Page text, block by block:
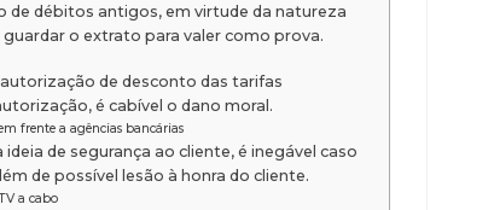
de débitos antigos, em virtude da natureza
o extrato para valer como prova.
de desconto das tarifas
é cabível o dano moral.
frente a agências bancárias
de segurança ao cliente, é inegável caso
de possível lesão à honra do cliente.
a cabo